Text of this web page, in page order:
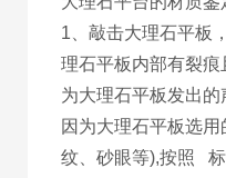
1、敲击大理石平板
理石平板内部有裂
为大理石平板发出
因为大理石平板选
纹、砂眼等),按照